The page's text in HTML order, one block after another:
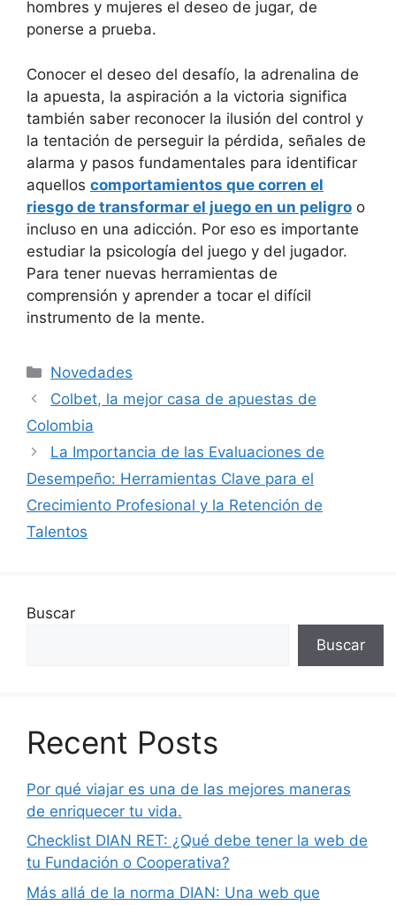
hombres y mujeres el deseo de jugar, de
ponerse a prueba.
Conocer el deseo del desafío, la adrenalina de
la apuesta, la aspiración a la victoria significa
también saber reconocer la ilusión del control y
la tentación de perseguir la pérdida, señales de
alarma y pasos fundamentales para identificar
aquellos comportamientos que corren el
riesgo de transformar el juego en un peligro o
incluso en una adicción. Por eso es importante
estudiar la psicología del juego y del jugador.
Para tener nuevas herramientas de
comprensión y aprender a tocar el difícil
instrumento de la mente.
Categorías
Novedades
Colbet, la mejor casa de apuestas de
Colombia
La Importancia de las Evaluaciones de
Desempeño: Herramientas Clave para el
Crecimiento Profesional y la Retención de
Talentos
Buscar
Buscar
Recent Posts
Por qué viajar es una de las mejores maneras
de enriquecer tu vida.
Checklist DIAN RET: ¿Qué debe tener la web de
tu Fundación o Cooperativa?
Más allá de la norma DIAN: Una web que